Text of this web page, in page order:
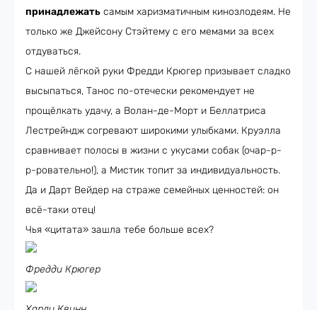
принадлежать самым харизматичным кинозлодеям. Не
только же Джейсону Стэйтему с его мемами за всех
отдуваться.
С нашей лёгкой руки Фредди Крюгер призывает сладко
высыпаться, Танос по-отечески рекомендует не
прощёлкать удачу, а Волан-де-Морт и Беллатриса
Лестрейндж согревают широкими улыбками. Круэлла
сравнивает полосы в жизни с укусами собак (очар-р-
р-ровательно!), а Мистик топит за индивидуальность.
Да и Дарт Вейдер на страже семейных ценностей: он
всё-таки отец!
Чья «цитата» зашла тебе больше всех?
Фредди Крюгер